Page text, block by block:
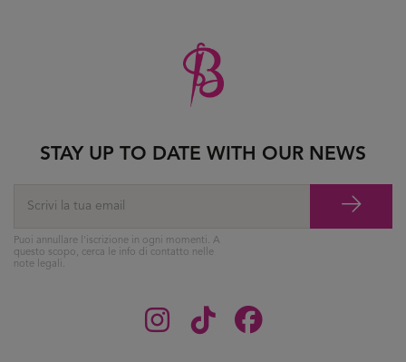
STAY UP TO DATE WITH OUR NEWS
Puoi annullare l'iscrizione in ogni momenti. A
questo scopo, cerca le info di contatto nelle
note legali.